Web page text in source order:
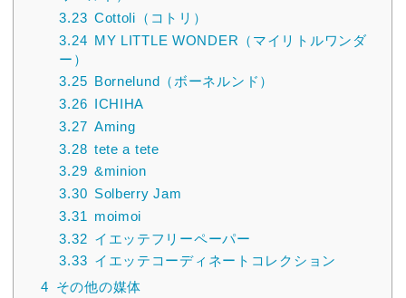
3.23 Cottoli（コトリ）
3.24 MY LITTLE WONDER（マイリトルワンダ
ー）
3.25 Bornelund（ボーネルンド）
3.26 ICHIHA
3.27 Aming
3.28 tete a tete
3.29 &minion
3.30 Solberry Jam
3.31 moimoi
3.32 イエッテフリーペーパー
3.33 イエッテコーディネートコレクション
4 その他の媒体